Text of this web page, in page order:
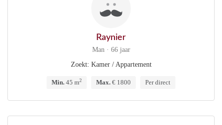
Raynier
Man · 66 jaar
Zoekt: Kamer / Appartement
Min. 45 m2 Max. € 1800 Per direct